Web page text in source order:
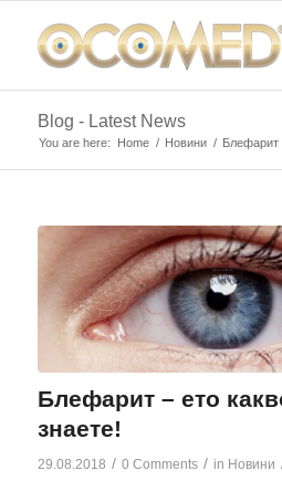
Blog - Latest News
You are here: Home / Новини / Блефарит
Блефарит – ето
знаете!
29.08.2018 / 0 Comments / in Новини